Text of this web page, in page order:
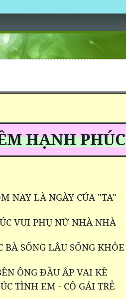
HẠNH PHÚC
NAY LÀ NGÀY CỦA "TA"
VUI PHỤ NỮ NHÀ NHÀ
BÀ SỐNG LÂU SỐNG KHỎE
ÔNG ĐẦU ẤP VAI KỀ
TÌNH EM - CÔ GÁI TRẺ